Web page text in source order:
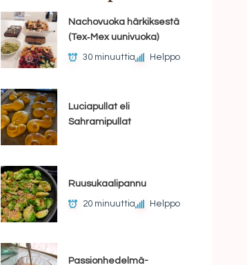
Nachovuoka härkiksestä
(Tex‑Mex uunivuoka)
30 minuuttia Helppo
Luciapullat eli
Sahramipullat
Ruusukaalipannu
20 minuuttia Helppo
Passionhedelmä-